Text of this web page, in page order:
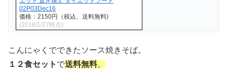
02P03Dec16
価格：2150円（税込、送料無料)
(2018/1/27時点)
こんにゃくでできたソース焼きそば。
１２食セット で送料無料。